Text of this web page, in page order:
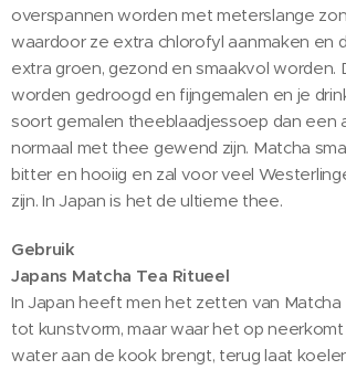
overspannen worden met meterslange
waardoor ze extra chlorofyl aanmaken en
extra groen, gezond en smaakvol worden.
worden gedroogd en fijngemalen en je
soort gemalen theeblaadjessoep dan een
normaal met thee gewend zijn. Matcha
bitter en hooiig en zal voor veel
zijn. In Japan is het de ultieme thee.
Gebruik
Japans Matcha Tea Ritueel
In Japan heeft men het zetten van
tot kunstvorm, maar waar het op neerkomt
water aan de kook brengt, terug laat